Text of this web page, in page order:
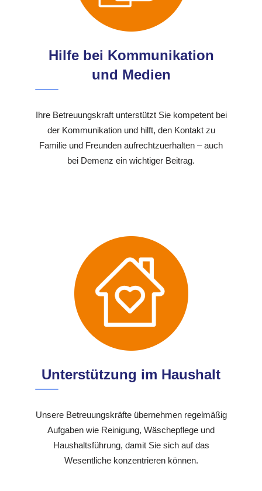
Hilfe bei Kommunikation
und Medien
Ihre Betreuungskraft unterstützt Sie kompetent bei
der Kommunikation und hilft, den Kontakt zu
Familie und Freunden aufrechtzuerhalten – auch
bei Demenz ein wichtiger Beitrag.
Unterstützung im Haushalt
Unsere Betreuungskräfte übernehmen regelmäßig
Aufgaben wie Reinigung, Wäschepflege und
Haushaltsführung, damit Sie sich auf das
Wesentliche konzentrieren können.